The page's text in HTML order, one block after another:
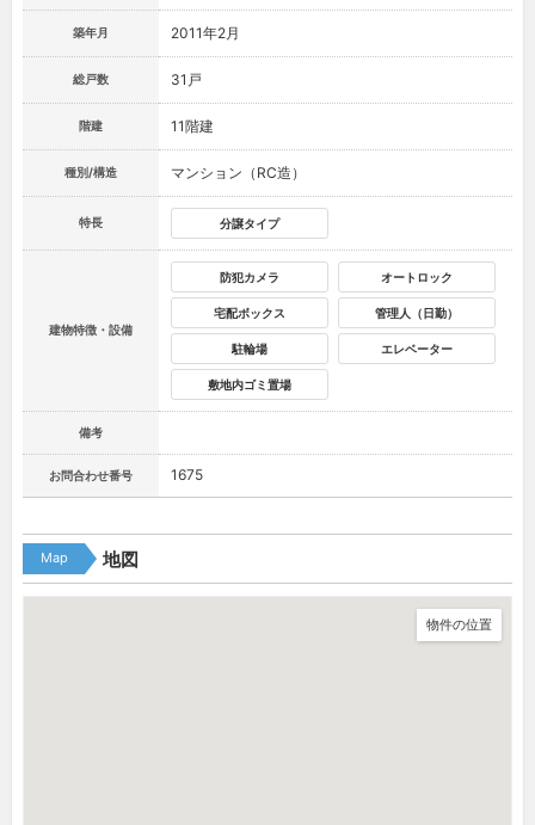
築年月 2011年2月
総戸数 31戸
階建 11階建
種別/構造 マンション（RC造）
特長 分譲タイプ
建物特徴・設備
防犯カメラ オートロック
宅配ボックス 管理人（日勤）
駐輪場 エレベーター
敷地内ゴミ置場
備考
お問合わせ番号 1675
Map 地図
物件の位置